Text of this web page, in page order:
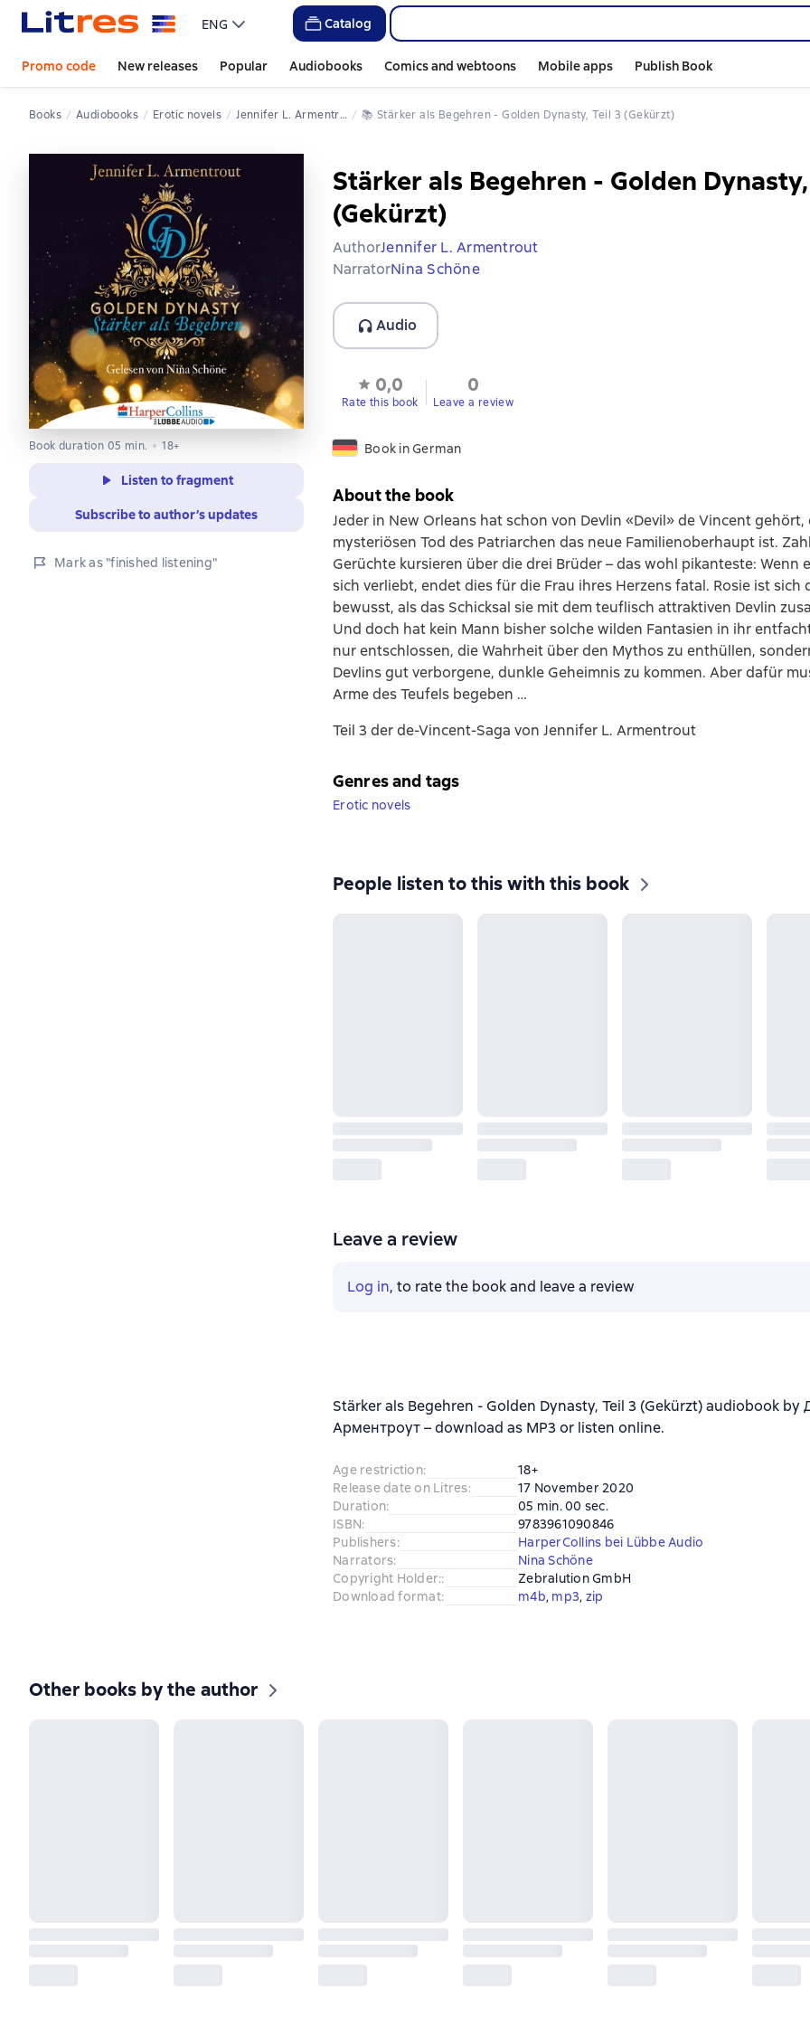
ENG Catalog
Promo code New releases Popular Audiobooks Comics and webtoons Mobile apps Publish Book
Books Audiobooks Erotic novels Jennifer L. Armentrout 📚 Stärker als Begehren - Golden Dynasty, Teil 3 (Gekürzt)
Book duration 05 min. 18+
Listen to fragment
Subscribe to author’s updates
Mark as "finished listening"
Stärker als Begehren - Golden
(Gekürzt)
AuthorJennifer L. Armentrout
NarratorNina Schöne
Audio
0,0
Rate this book
0
Leave a review
Book in German
About the book
Jeder in New Orleans hat schon von Devlin «Devil» de Vincent gehört,
mysteriösen Tod des Patriarchen das neue Familienoberhaupt ist.
Gerüchte kursieren über die drei Brüder – das wohl pikanteste: Wenn
sich verliebt, endet dies für die Frau ihres Herzens fatal. Rosie ist sich
bewusst, als das Schicksal sie mit dem teuflisch attraktiven Devlin
Und doch hat kein Mann bisher solche wilden Fantasien in ihr
nur entschlossen, die Wahrheit über den Mythos zu enthüllen,
Devlins gut verborgene, dunkle Geheimnis zu kommen. Aber dafür
Arme des Teufels begeben …
Teil 3 der de-Vincent-Saga von Jennifer L. Armentrout
Genres and tags
Erotic novels
People listen to this with this book
Leave a review
Log in, to rate the book and leave a review
Stärker als Begehren - Golden Dynasty, Teil 3 (Gekürzt) audiobook
Арментроут – download as MP3 or listen online.
Age restriction:
18+
Release date on Litres:
17 November 2020
Duration:
05 min. 00 sec.
ISBN:
9783961090846
Publishers:
HarperCollins bei Lübbe Audio
Narrators:
Nina Schöne
Copyright Holder::
Zebralution GmbH
Download format: m4b, mp3, zip
Other books by the author